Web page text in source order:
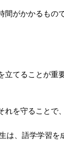
間がかかるもの
立てることが重
を守ることで
は、語学学習を